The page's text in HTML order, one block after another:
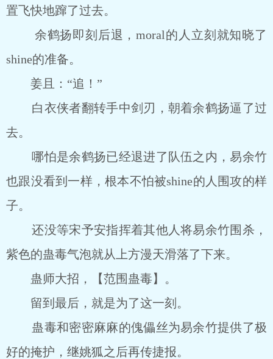
置飞快地蹿了过去。
余鹤扬即刻后退，moral的人立刻就知晓了
shine的准备。
姜且：“追！”
白衣侠者翻转手中剑刃，朝着余鹤扬逼了过
去。
哪怕是余鹤扬已经退进了队伍之内，易余竹
也跟没看到一样，根本不怕被shine的人围攻的样
子。
还没等宋予安指挥着其他人将易余竹围杀，
紫色的蛊毒气泡就从上方漫天滑落了下来。
蛊师大招，【范围蛊毒】。
留到最后，就是为了这一刻。
蛊毒和密密麻麻的傀儡丝为易余竹提供了极
好的掩护，继姚狐之后再传捷报。